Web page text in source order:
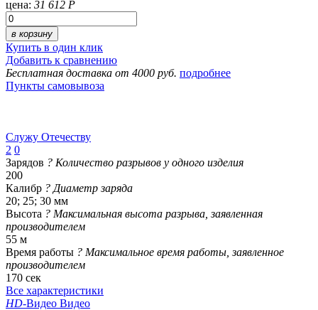
цена: 31 612 Р
в корзину
Купить в один клик
Добавить к сравнению
Бесплатная доставка от 4000 руб. подробнее
Пункты самовывоза
Служу Отечеству
2 0
Зарядов ? Количество разрывов у одного изделия
200
Калибр ? Диаметр заряда
20; 25; 30 мм
Высота ? Максимальная высота разрыва, заявленная
производителем
55 м
Время работы ? Максимальное время работы, заявленное
производителем
170 сек
Все характеристики
HD-Видео Видео